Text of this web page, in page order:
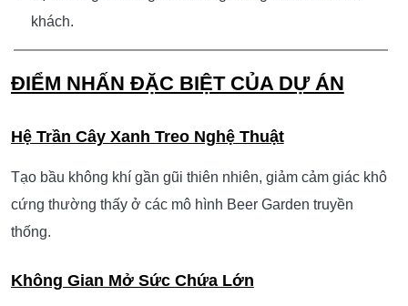
Luồng giao thông rõ ràng.
Hạn chế ùn tắc vào giờ cao điểm.
Khu Vực Cảnh Quan
Cây xanh bố trí xuyên suốt công trình.
Tạo cảm giác thư giãn và tăng thời gian lưu trú của
khách.